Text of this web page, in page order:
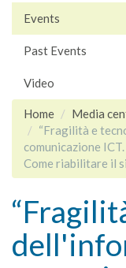
Events
Past Events
Video
Home
Media
“Fragilità e
comunicazione
Come riabilitare il